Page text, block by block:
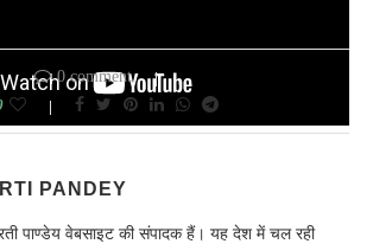
0 comment
PANDEY
पाण्डेय वेबसाइट की संपादक हैं। यह देश में चल रही